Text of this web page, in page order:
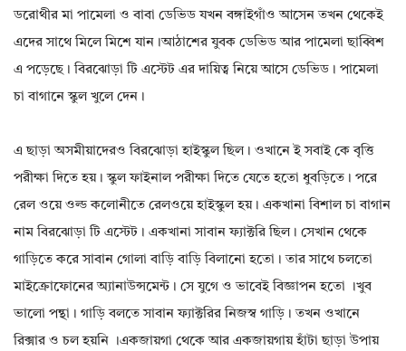
ডরোথীর মা পামেলা ও বাবা ডেভিড যখন বঙ্গাইগাঁও আসেন তখন থেকেই
এদের সাথে মিলে মিশে যান।আঠাশের যুবক ডেভিড আর পামেলা ছাব্বিশ
এ পড়েছে। বিরঝোড়া টি এস্টেট এর দায়িত্ব নিয়ে আসে ডেভিড। পামেলা
চা বাগানে স্কুল খুলে দেন।
এ ছাড়া অসমীয়াদেরও বিরঝোড়া হাইস্কুল ছিল। ওখানে ই সবাই কে বৃত্তি
পরীক্ষা দিতে হয়। স্কুল ফাইনাল পরীক্ষা দিতে যেতে হতো ধুবড়িতে। পরে
রেল ওয়ে ওল্ড কলোনীতে রেলওয়ে হাইস্কুল হয়। একখানা বিশাল চা বাগান
নাম বিরঝোড়া টি এস্টেট। একখানা সাবান ফ্যাক্টরি ছিল। সেখান থেকে
গাড়িতে করে সাবান গোলা বাড়ি বাড়ি বিলানো হতো। তার সাথে চলতো
মাইক্রোফোনের অ্যানাউন্সমেন্ট। সে যুগে ও ভাবেই বিজ্ঞাপন হতো ।খুব
ভালো পন্থা। গাড়ি বলতে সাবান ফ্যাক্টরির নিজস্ব গাড়ি। তখন ওখানে
রিক্সার ও চল হয়নি ।একজায়গা থেকে আর একজায়গায় হাঁটা ছাড়া উপায়